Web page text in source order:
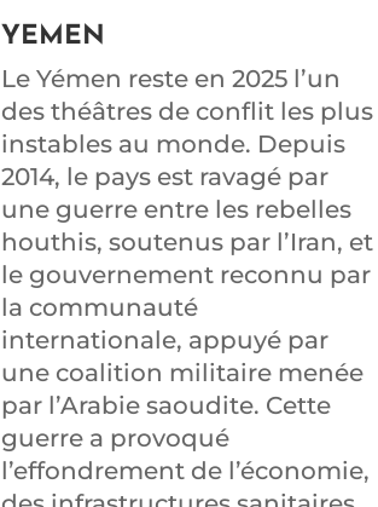
YEMEN
Le Yémen reste en 2025 l’un
des théâtres de conflit les plus
instables au monde. Depuis
2014, le pays est ravagé par
une guerre entre les rebelles
houthis, soutenus par l’Iran, et
le gouvernement reconnu par
la communauté
internationale, appuyé par
une coalition militaire menée
par l’Arabie saoudite. Cette
guerre a provoqué
l’effondrement de l’économie,